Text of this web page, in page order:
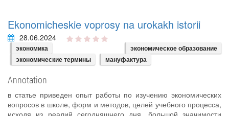
Ekonomicheskie voprosy na urokakh istorii
28.06.2024
экономика
экономическое образование
экономические термины
мануфактура
Annotation
в статье приведен опыт работы по изучению экономических
вопросов в школе, форм и методов, целей учебного процесса,